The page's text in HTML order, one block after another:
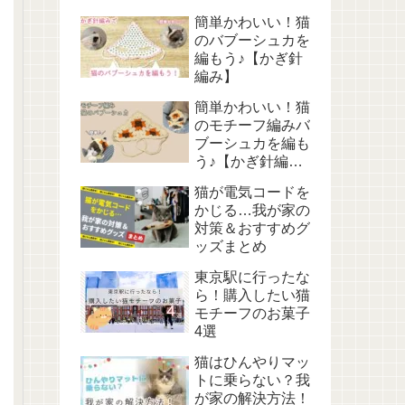
簡単かわいい！猫
のバブーシュカを
編もう♪【かぎ針
編み】
簡単かわいい！猫
のモチーフ編みバ
ブーシュカを編も
う♪【かぎ針編
猫が電気コードを
かじる…我が家の
対策＆おすすめグ
ッズまとめ
東京駅に行ったな
ら！購入したい猫
モチーフのお菓子
4選
猫はひんやりマッ
トに乗らない？我
が家の解決方法！